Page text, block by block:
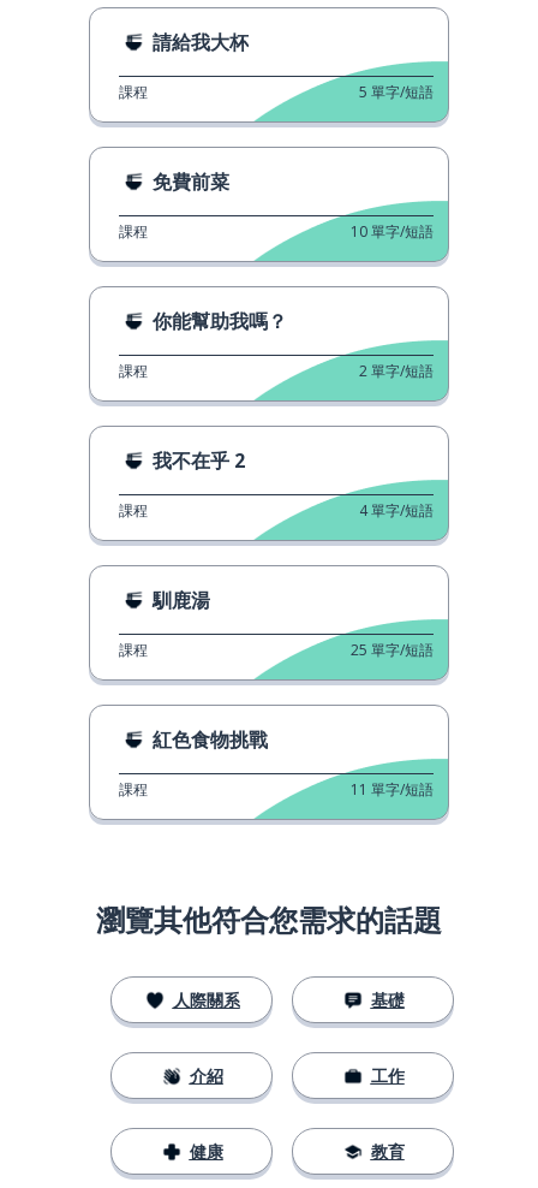
請給我大杯
課程 5 單字/短語
免費前菜
課程 10單字/短語
你能幫助我嗎？
課程 2單字/短語
我不在乎 2
課程 4單字/短語
馴鹿湯
課程 25 單字/短語
紅色食物挑戰
課程 11 單字/短語
瀏覽其他符合您需求的話題
人際關系
介紹
健康
基礎
工作
教育